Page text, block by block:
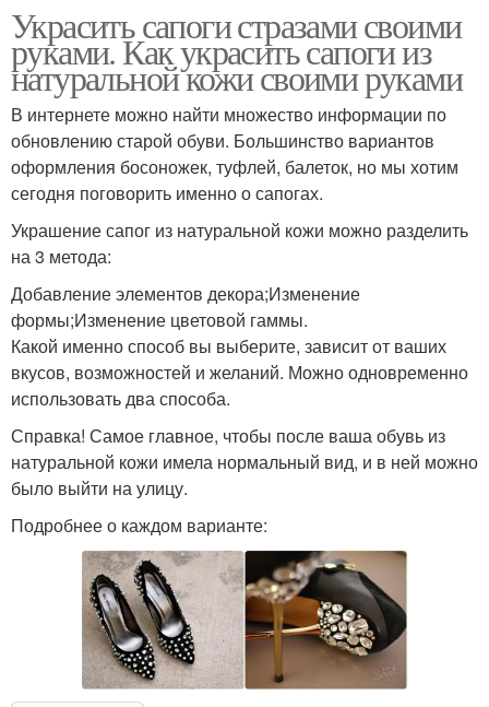
Украсить сапоги стразами своими
руками. Как украсить сапоги из
натуральной кожи своими руками
В интернете можно найти множество информации по
обновлению старой обуви. Большинство вариантов
оформления босоножек, туфлей, балеток, но мы хотим
сегодня поговорить именно о сапогах.
Украшение сапог из натуральной кожи можно разделить
на 3 метода:
Добавление элементов декора;Изменение
формы;Изменение цветовой гаммы.
Какой именно способ вы выберите, зависит от ваших
вкусов, возможностей и желаний. Можно одновременно
использовать два способа.
Справка! Самое главное, чтобы после ваша обувь из
натуральной кожи имела нормальный вид, и в ней можно
было выйти на улицу.
Подробнее о каждом варианте: